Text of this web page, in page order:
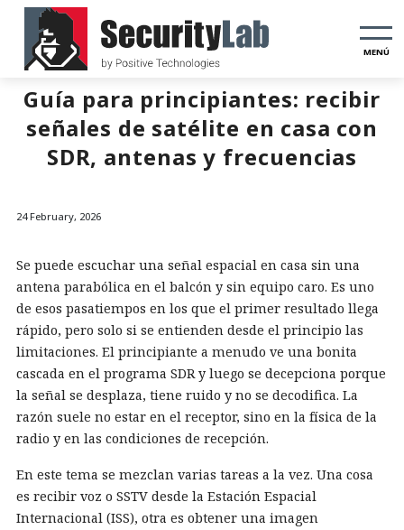
MENÚ
Guía para principiantes: recibir
señales de satélite en casa con
SDR, antenas y frecuencias
24 February, 2026
Se puede escuchar una señal espacial en casa sin una
antena parabólica en el balcón y sin equipo caro. Es uno
de esos pasatiempos en los que el primer resultado llega
rápido, pero solo si se entienden desde el principio las
limitaciones. El principiante a menudo ve una bonita
cascada en el programa SDR y luego se decepciona porque
la señal se desplaza, tiene ruido y no se decodifica. La
razón suele no estar en el receptor, sino en la física de la
radio y en las condiciones de recepción.
En este tema se mezclan varias tareas a la vez. Una cosa
es recibir voz o SSTV desde la Estación Espacial
Internacional (ISS), otra es obtener una imagen